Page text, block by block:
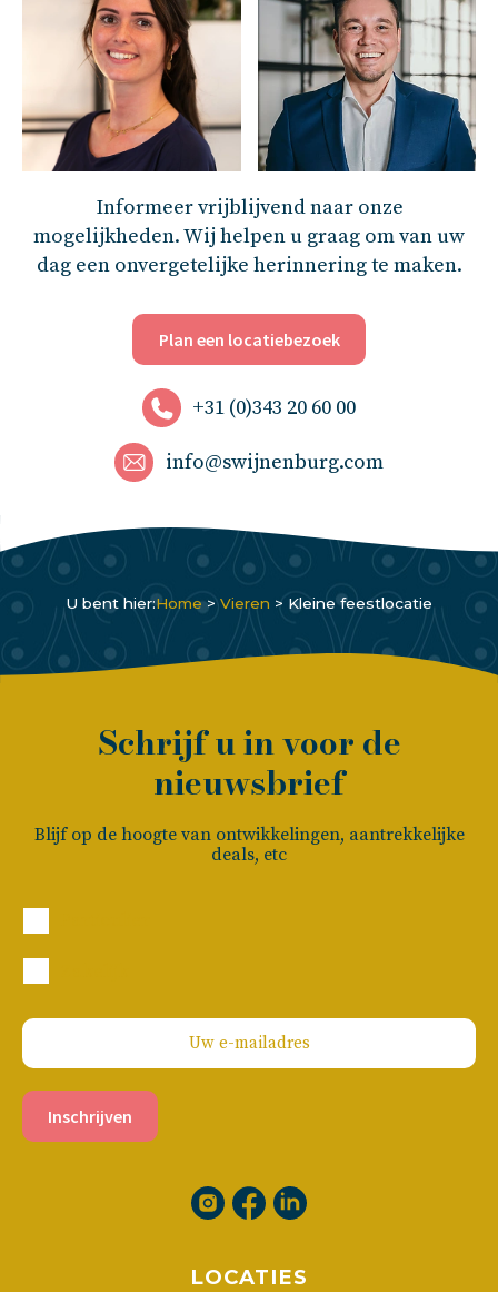
Informeer vrijblijvend naar onze
mogelijkheden. Wij helpen u graag om van uw
dag een onvergetelijke herinnering te maken.
Plan een locatiebezoek
+31 (0)343 20 60 00
info@swijnenburg.com
U bent hier:Home > Vieren > Kleine feestlocatie
Schrijf u in voor de
nieuwsbrief
Blijf op de hoogte van ontwikkelingen, aantrekkelijke
deals, etc
Inschrijven
LOCATIES